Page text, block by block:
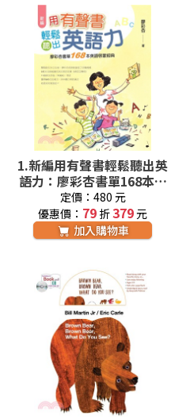
1.新編用有聲書輕鬆聽出英
語力：廖彩杏書單168本英
語啟蒙經典
定價：480 元
優惠價： 79 折379元
加入購物車